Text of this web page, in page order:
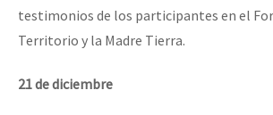
testimonios de los participantes en el
Territorio y la Madre Tierra.
21 de diciembre